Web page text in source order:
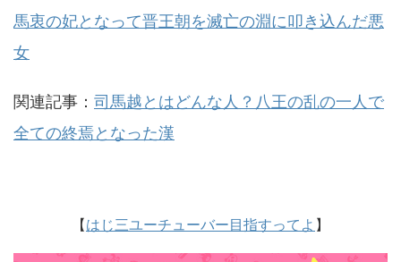
馬衷の妃となって晋王朝を滅亡の淵に叩き込んだ悪
女
関連記事： 司馬越とはどんな人？八王の乱の一人で
全ての終焉となった漢
【はじ三ユーチューバー目指すってよ 】